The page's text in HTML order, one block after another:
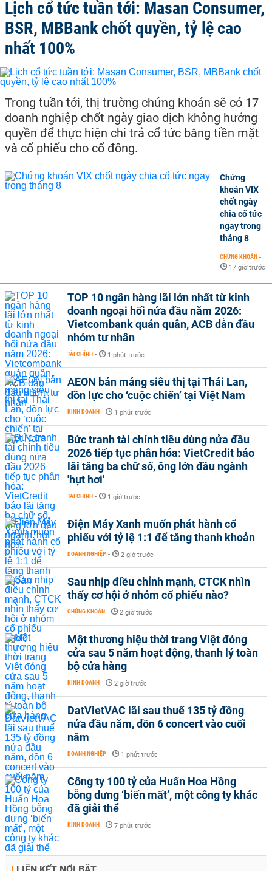
Lịch cổ tức tuần tới: Masan Consumer,
BSR, MBBank chốt quyền, tỷ lệ cao
nhất 100%
Trong tuần tới, thị trường chứng khoán sẽ có 17
doanh nghiệp chốt ngày giao dịch không hưởng
quyền để thực hiện chi trả cổ tức bằng tiền mặt
và cổ phiếu cho cổ đông.
Chứng
khoán VIX
chốt ngày
chia cổ tức
ngay trong
tháng 8
CHỨNG KHOÁN -
17 giờ trước
TOP 10 ngân hàng lãi lớn nhất từ kinh
doanh ngoại hối nửa đầu năm 2026:
Vietcombank quán quân, ACB dẫn đầu
nhóm tư nhân
TÀI CHÍNH - 1 phút trước
AEON bán mảng siêu thị tại Thái Lan,
dồn lực cho ‘cuộc chiến’ tại Việt Nam
KINH DOANH - 1 phút trước
Bức tranh tài chính tiêu dùng nửa đầu
2026 tiếp tục phân hóa: VietCredit báo
lãi tăng ba chữ số, ông lớn đầu ngành
'hụt hơi'
TÀI CHÍNH - 1 giờ trước
Điện Máy Xanh muốn phát hành cổ
phiếu với tỷ lệ 1:1 để tăng thanh khoản
DOANH NGHIỆP - 2 giờ trước
Sau nhịp điều chỉnh mạnh, CTCK nhìn
thấy cơ hội ở nhóm cổ phiếu nào?
CHỨNG KHOÁN - 2 giờ trước
Một thương hiệu thời trang Việt đóng
cửa sau 5 năm hoạt động, thanh lý toàn
bộ cửa hàng
KINH DOANH - 2 giờ trước
DatVietVAC lãi sau thuế 135 tỷ đồng
nửa đầu năm, dồn 6 concert vào cuối
năm
DOANH NGHIỆP - 1 phút trước
Công ty 100 tỷ của Huấn Hoa Hồng
bỗng dưng ‘biến mất’, một công ty khác
đã giải thể
KINH DOANH - 7 phút trước